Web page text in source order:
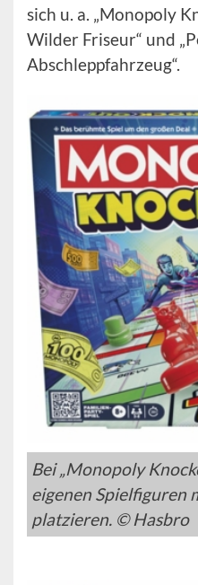
sich u. a. „Monopoly
Wilder Friseur“ und
Abschleppfahrzeug“.
Bei „Monopoly
eigenen Spielfiguren
platzieren. © Hasbro